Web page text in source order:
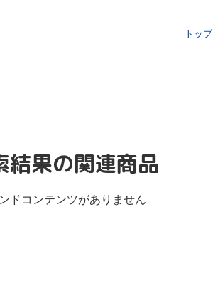
トップ
結果の関連商品
ドコンテンツがありません